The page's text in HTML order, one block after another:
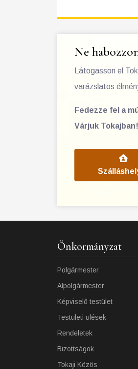
Ne
Látogasson el
varázslatos
Fedezze fel a
Várjuk Tokajban!
Önkormányzat
Polgármester
Alpolgármester
Képviselő testület
Testületi ülések
Rendeletek
Bizottságok
Tokaji Közös